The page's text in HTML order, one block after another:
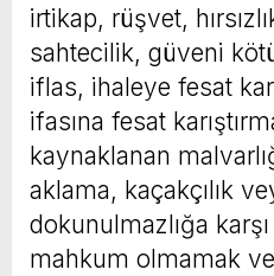
irtikap, rüşvet,
sahtecilik, güveni
iflas, ihaleye fesat
ifasına fesat
kaynaklanan
aklama, kaçakçılık
dokunulmazlığa
mahkum olmamak